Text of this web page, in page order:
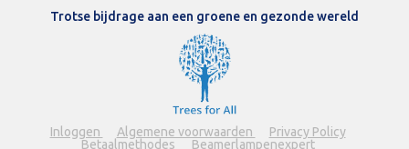
Trotse bijdrage aan een groene en gezonde wereld
Inloggen Algemene voorwaarden
Privacy Policy
Betaalmethodes
Beamerlampenexpert